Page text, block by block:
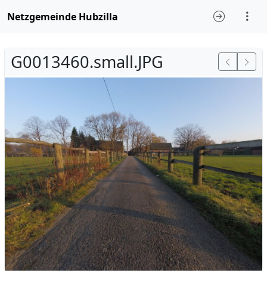
Netzgemeinde Hubzilla
G0013460.small.JPG